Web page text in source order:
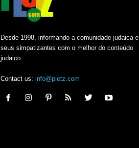
Desde 1998, informando a comunidade judaica e
seus simpatizantes com o melhor do conteúdo
judaico.
Contact us: info@pletz.com